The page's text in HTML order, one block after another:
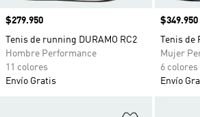
Precio
$279.950
Tenis de running DURAMO RC2
Hombre Performance
11 colores
Envío Gratis
Precio
$349.950
Tenis
Mujer
6 colores
Envío